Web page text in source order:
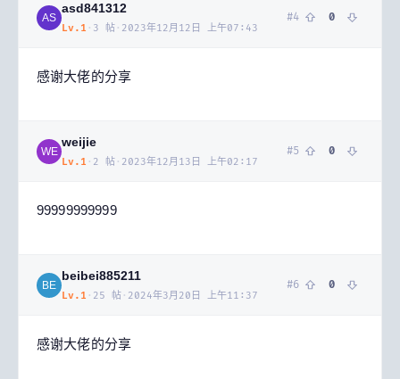
AS
asd841312
Lv. 1 · 3 帖 · 2023年12月12日 上午07:43
#4 0
感谢大佬的分享
WE
weijie
Lv. 1 · 2 帖 · 2023年12月13日 上午02:17
#5 0
99999999999
BE
beibei885211
Lv. 1 · 25 帖 · 2024年3月20日 上午11:37
#6 0
感谢大佬的分享